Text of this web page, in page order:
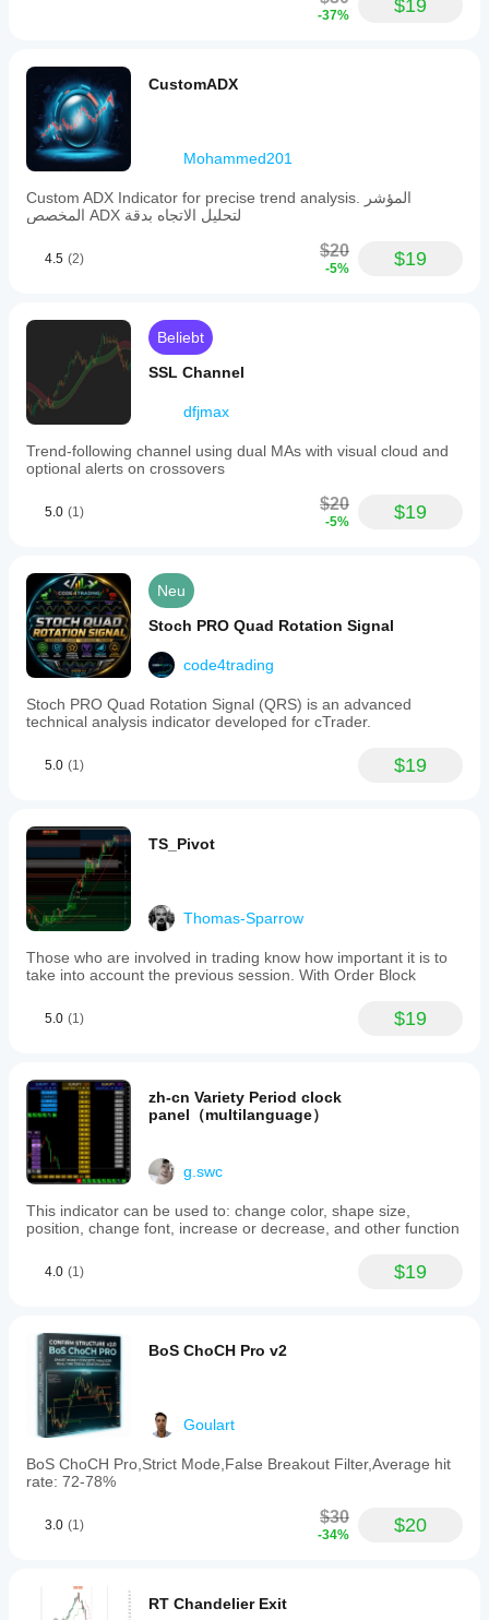
-37% $19
CustomADX
Mohammed201
Custom ADX Indicator for precise trend analysis. المؤشر
المخصص ADX لتحليل الاتجاه بدقة
4.5 (2) $20
-5% $19
Beliebt
SSL Channel
dfjmax
Trend-following channel using dual MAs with visual cloud and
optional alerts on crossovers
5.0 (1) $20
-5% $19
Neu
Stoch PRO Quad Rotation Signal
code4trading
Stoc​h PRO Quad Rotation Signal (QRS) is an advanced
technical analysis indicator developed for cTrader.
5.0 (1) $19
TS_Pivot
Thomas-Sparrow
Those who are involved in trading know how important it is to
take into account the previous session. With Order Block
5.0 (1) $19
zh-cn Variety Period clock
panel（multilanguage）
g.swc
This indicator can be used to: change color, shape size,
position, change font, increase or decrease, and other function
4.0 (1) $19
BoS ChoCH Pro v2
Goulart
BoS ChoCH Pro,Strict Mode,False Breakout Filter,Average hit
rate: 72-78%
3.0 (1) $30
-34% $20
RT Chandelier Exit